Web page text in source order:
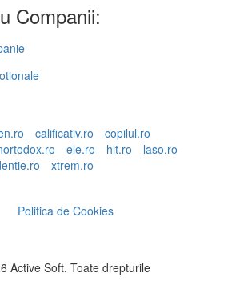
Companii:
calificativ.ro
copilul.ro
ele.ro hit.ro
laso.ro
xtrem.ro
Politica de Cookies
Active Soft. Toate drepturile